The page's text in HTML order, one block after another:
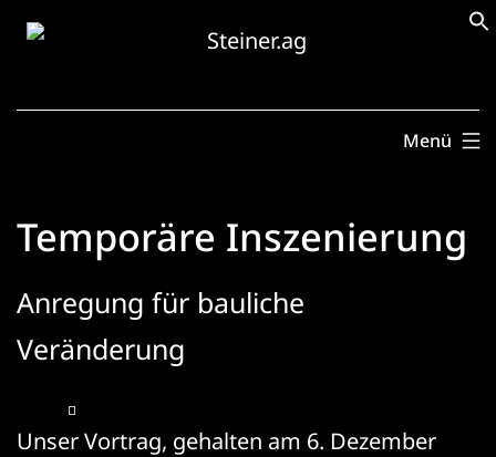
Zum
Menü
Temporäre Inszenierung
Anregung für bauliche
Veränderung
Unser Vortrag, gehalten am 6. Dezember